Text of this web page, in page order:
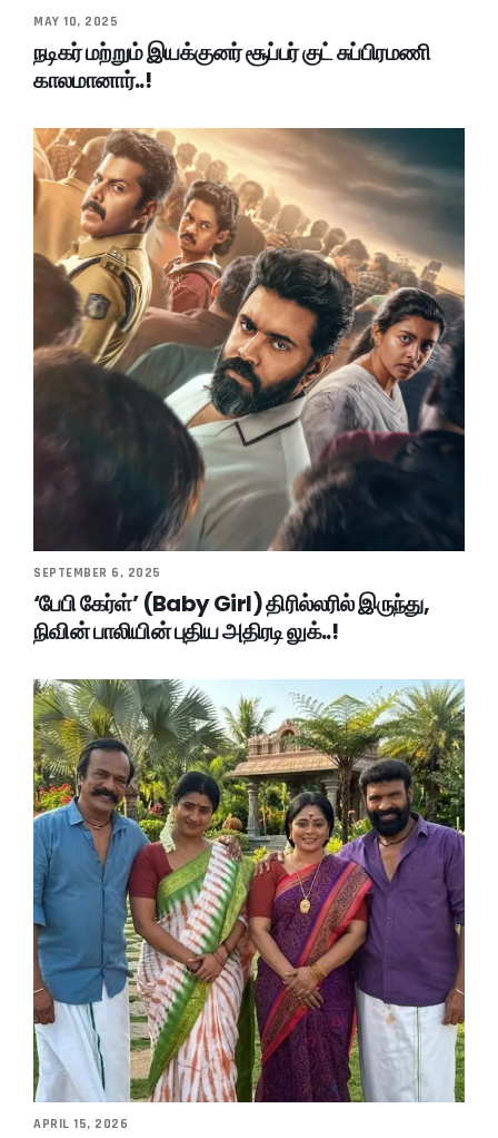
MAY 10, 2025
நடிகர் மற்றும் இயக்குனர் சூப்பர் குட் சுப்பிரமணி
காலமானார்..!
SEPTEMBER 6, 2025
‘பேபி கேர்ள்’ (Baby Girl) திரில்லரில் இருந்து,
நிவின் பாலியின் புதிய அதிரடி லுக்..!
APRIL 15, 2026